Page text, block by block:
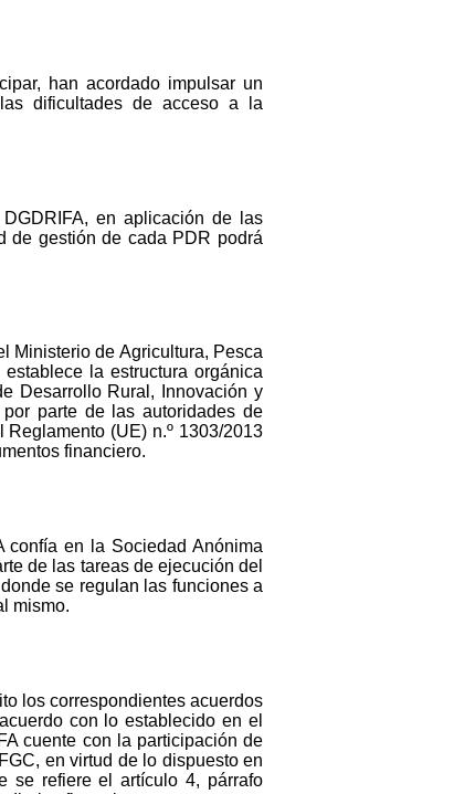
han acordado impulsar un
dificultades de acceso a la
en aplicación de las
de gestión de cada PDR podrá
Ministerio de Agricultura, Pesca
la estructura orgánica
Desarrollo Rural, Innovación y
parte de las autoridades de
(UE) n.º 1303/2013
financiero.
confía en la Sociedad Anónima
de las tareas de ejecución del
se regulan las funciones a
mismo.
los correspondientes acuerdos
con lo establecido en el
cuente con la participación de
en virtud de lo dispuesto en
se refiere el artículo 4, párrafo